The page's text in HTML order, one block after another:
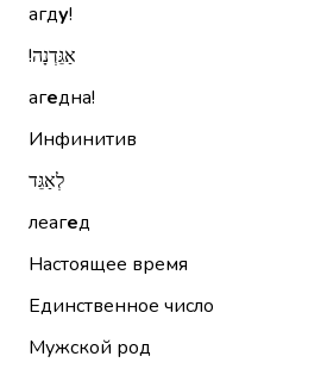
агду!
אַגֵּדְנָה!‏
агедна!
Инфинитив
לְאַגֵּד
леагед
Настоящее время
Единственное число
Мужской род